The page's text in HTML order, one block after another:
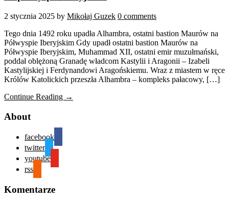
2 stycznia 2025 by Mikołaj Guzek 0 comments
Tego dnia 1492 roku upadła Alhambra, ostatni bastion Maurów na
Półwyspie Iberyjskim Gdy upadł ostatni bastion Maurów na
Półwyspie Iberyjskim, Muhammad XII, ostatni emir muzułmański,
poddał oblężoną Granadę władcom Kastylii i Aragonii – Izabeli
Kastylijskiej i Ferdynandowi Aragońskiemu. Wraz z miastem w ręce
Królów Katolickich przeszła Alhambra – kompleks pałacowy, […]
Continue Reading →
About
facebook
twitter
youtube
rss
Komentarze